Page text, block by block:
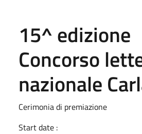
15^ edizione
Concorso
nazionale
Cerimonia di premiazione
Start date :